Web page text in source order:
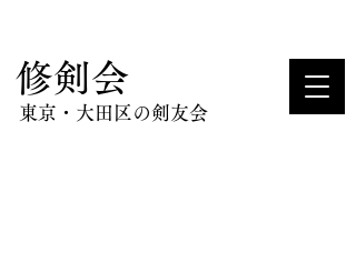
​修剣会
東京・大田区の剣友会